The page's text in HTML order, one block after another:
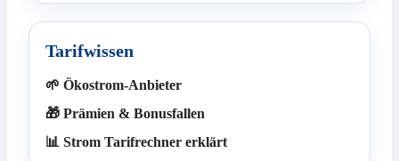
Tarifwissen
🌱 Ökostrom-Anbieter
🎁 Prämien & Bonusfallen
📊 Strom Tarifrechner erklärt